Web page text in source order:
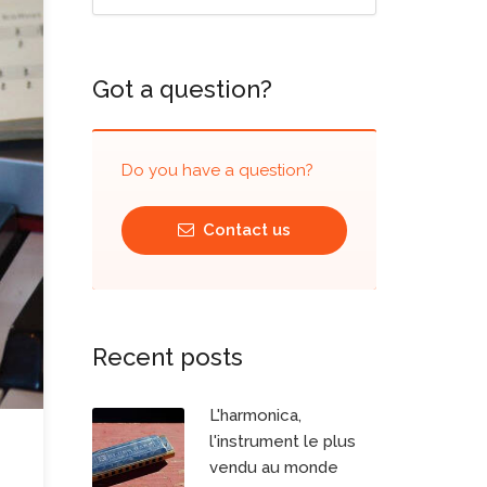
Got a question?
Do you have a question?
Contact us
Recent posts
L'harmonica,
l'instrument le plus
vendu au monde